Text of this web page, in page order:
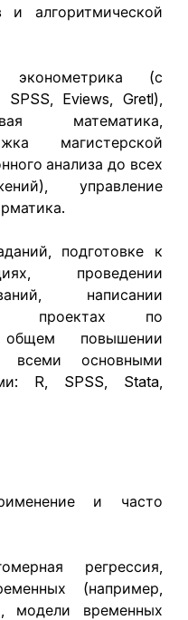
и алгоритмической
эконометрика (с
Eviews, Gretl),
математика,
магистерской
анализа до всех
управление
подготовке к
проведении
написании
проектах по
повышении
всеми основными
R, SPSS, Stata,
и часто
регрессия,
(например,
модели временных